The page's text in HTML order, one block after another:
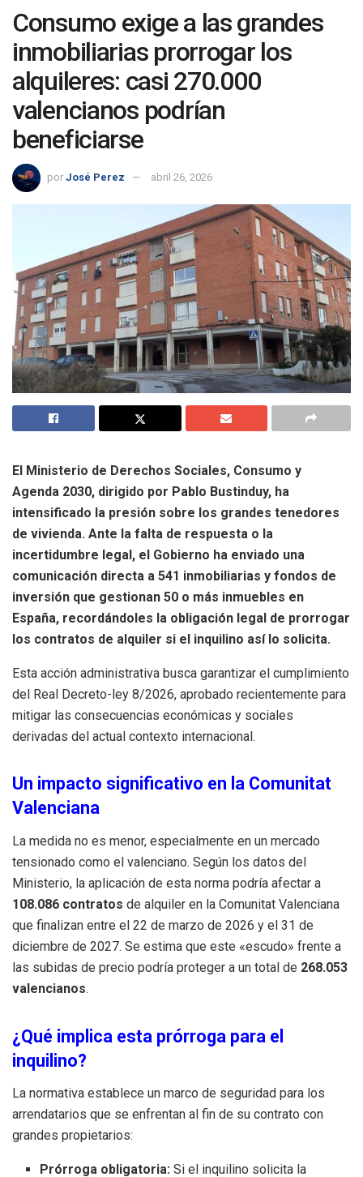
Consumo exige a las grandes
inmobiliarias prorrogar los
alquileres: casi 270.000
valencianos podrían
beneficiarse
por José Perez abril 26, 2026
El Ministerio de Derechos Sociales, Consumo y
Agenda 2030, dirigido por Pablo Bustinduy, ha
intensificado la presión sobre los grandes tenedores
de vivienda. Ante la falta de respuesta o la
incertidumbre legal, el Gobierno ha enviado una
comunicación directa a 541 inmobiliarias y fondos de
inversión que gestionan 50 o más inmuebles en
España, recordándoles la obligación legal de prorrogar
los contratos de alquiler si el inquilino así lo solicita.
Esta acción administrativa busca garantizar el cumplimiento
del Real Decreto-ley 8/2026, aprobado recientemente para
mitigar las consecuencias económicas y sociales
derivadas del actual contexto internacional.
Un impacto significativo en la Comunitat
Valenciana
La medida no es menor, especialmente en un mercado
tensionado como el valenciano. Según los datos del
Ministerio, la aplicación de esta norma podría afectar a
108.086 contratos de alquiler en la Comunitat Valenciana
que finalizan entre el 22 de marzo de 2026 y el 31 de
diciembre de 2027. Se estima que este «escudo» frente a
las subidas de precio podría proteger a un total de 268.053
valencianos.
¿Qué implica esta prórroga para el
inquilino?
La normativa establece un marco de seguridad para los
arrendatarios que se enfrentan al fin de su contrato con
grandes propietarios:
Prórroga obligatoria: Si el inquilino solicita la